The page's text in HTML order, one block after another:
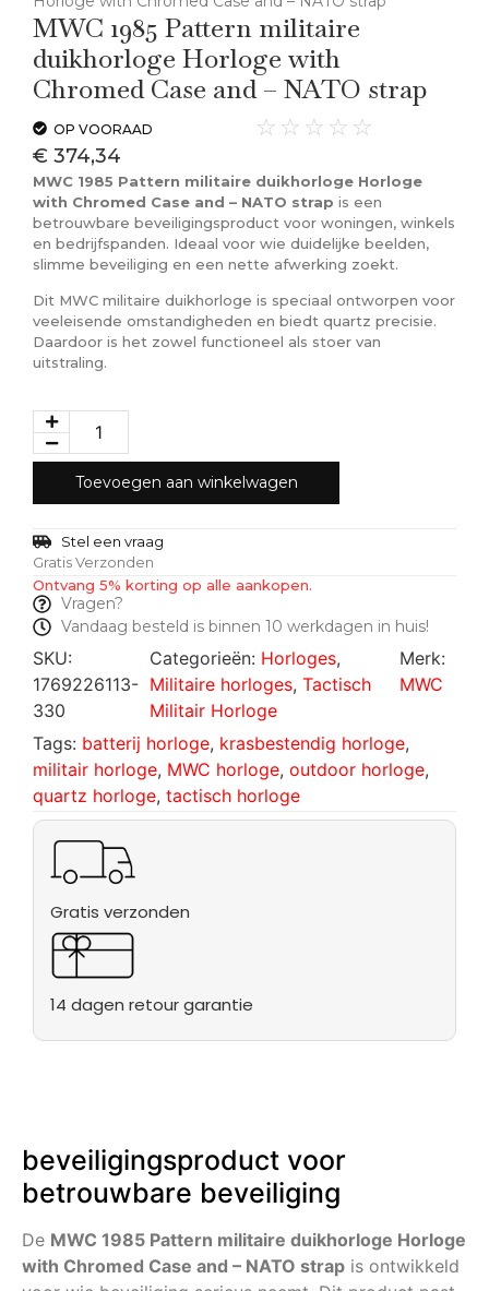
MWC 1985 Pattern militaire
duikhorloge Horloge with
Chromed Case and – NATO strap
OP VOORAAD ☆ ☆ ☆ ☆ ☆
€ 374,34
MWC 1985 Pattern militaire duikhorloge Horloge
with Chromed Case and – NATO strap is een
betrouwbare beveiligingsproduct voor woningen, winkels
en bedrijfspanden. Ideaal voor wie duidelijke beelden,
slimme beveiliging en een nette afwerking zoekt.
Dit MWC militaire duikhorloge is speciaal ontworpen voor
veeleisende omstandigheden en biedt quartz precisie.
Daardoor is het zowel functioneel als stoer van
uitstraling.
Toevoegen aan winkelwagen
Stel een vraag
Gratis Verzonden
Ontvang 5% korting op alle aankopen.
Vragen?
Vandaag besteld is binnen 10 werkdagen in huis!
SKU:
1769226113-
330
Categorieën: Horloges,
Militaire horloges, Tactisch
Militair Horloge
Merk:
MWC
Tags: batterij horloge, krasbestendig horloge,
militair horloge, MWC horloge, outdoor horloge,
quartz horloge, tactisch horloge
Gratis verzonden
14 dagen retour garantie
beveiligingsproduct voor
betrouwbare beveiliging
De MWC 1985 Pattern militaire duikhorloge Horloge
with Chromed Case and – NATO strap is ontwikkeld